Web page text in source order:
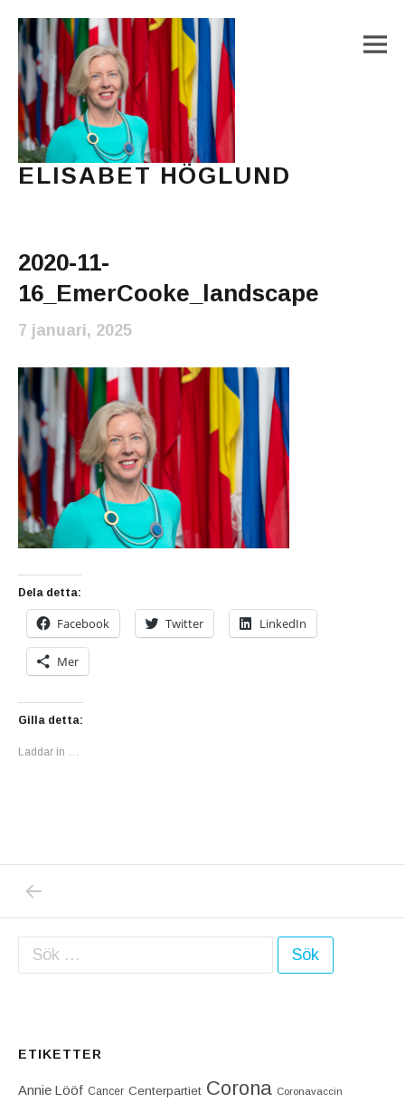
ELISABET HÖGLUND
2020-11-
16_EmerCooke_landscape
7 januari, 2025
Dela detta:
Facebook Twitter LinkedIn
Mer
Gilla detta:
Laddar in …
Inläggsnavigering
Sök efter:
ETIKETTER
Annie Lööf Cancer Centerpartiet‎ Corona Coronavaccin